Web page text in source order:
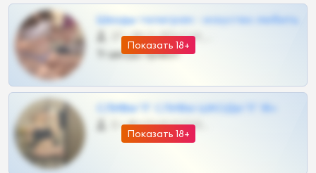
Показать 18+
Шкоды телеграм - искуство любить
27 •
Тг шкоды приват
Показать 18+
СЛИВЫ ТГ СЛИВЫ ШКОДЫ ТГ 18+
0 •